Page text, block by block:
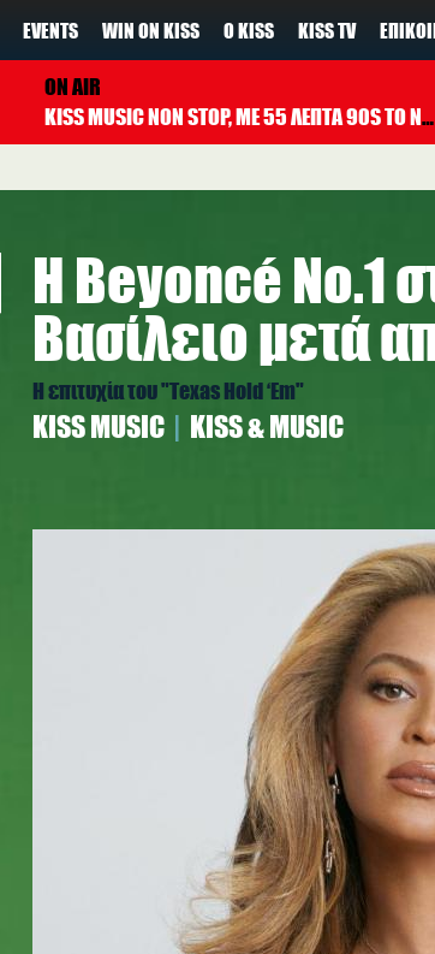
EVENTS WIN ON KISS Ο KISS KISS TV
ON AIR
KISS MUSIC NON STOP, ΜΕ 55 ΛΕΠΤΑ 90S TO NOW ΚΑΘΕ ΩΡΑ
Η Beyoncé Νο.1
Βασίλειο μετά
Η επιτυχία του "Texas Hold ‘Em"
ΚISS MUSIC KISS & MUSIC
b.jpg